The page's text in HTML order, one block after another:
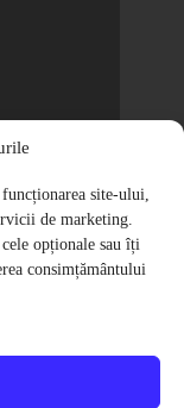
site-ului,
de marketing.
opționale sau îți
consimțământului